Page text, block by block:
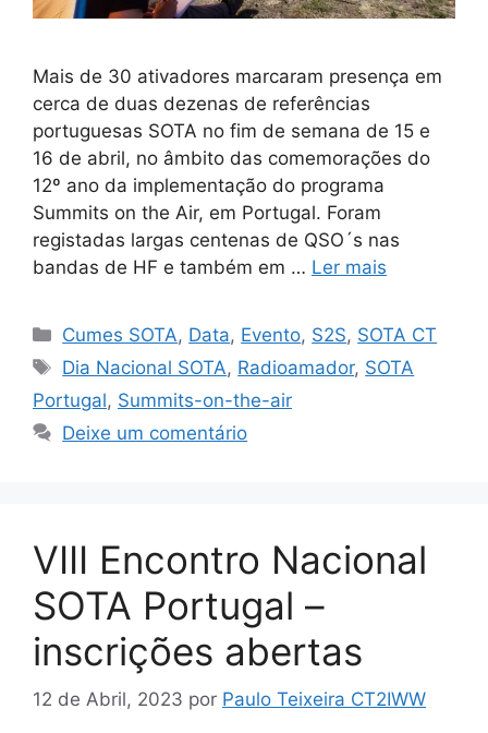
Mais de 30 ativadores marcaram presença em
cerca de duas dezenas de referências
portuguesas SOTA no fim de semana de 15 e
16 de abril, no âmbito das comemorações do
12º ano da implementação do programa
Summits on the Air, em Portugal. Foram
registadas largas centenas de QSO´s nas
bandas de HF e também em … Ler mais
Categorias
Cumes SOTA, Data, Evento, S2S, SOTA CT
Etiquetas
Dia Nacional SOTA, Radioamador, SOTA
Portugal, Summits-on-the-air
Deixe um comentário
VIII Encontro Nacional
SOTA Portugal –
inscrições abertas
12 de Abril, 2023 por Paulo Teixeira CT2IWW